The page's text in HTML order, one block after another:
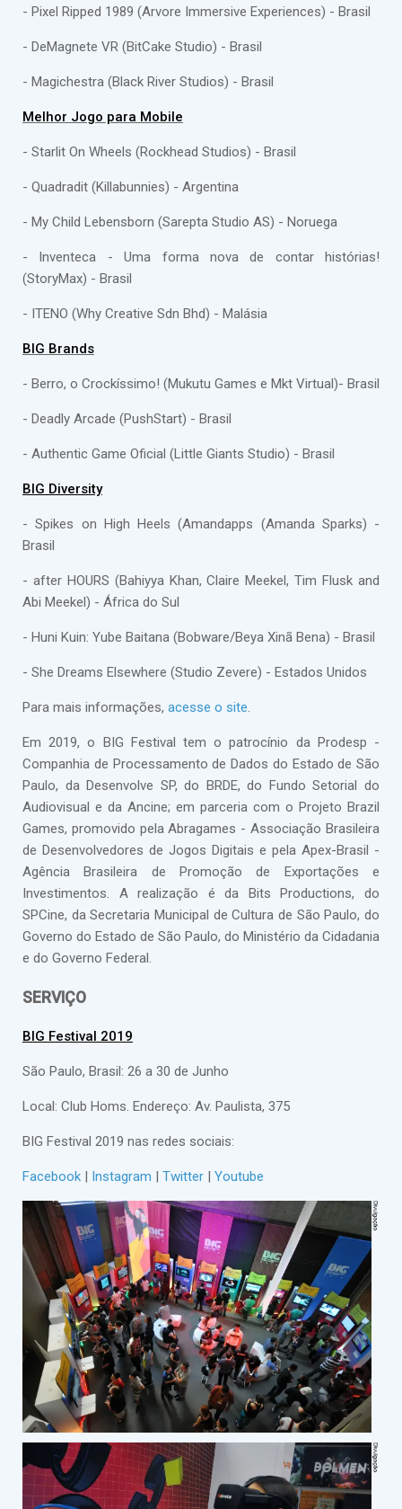
- Pixel Ripped 1989 (Arvore Immersive Experiences) - Brasil
- DeMagnete VR (BitCake Studio) - Brasil
- Magichestra (Black River Studios) - Brasil
Melhor Jogo para Mobile
- Starlit On Wheels (Rockhead Studios) - Brasil
- Quadradit (Killabunnies) - Argentina
- My Child Lebensborn (Sarepta Studio AS) - Noruega
- Inventeca - Uma forma nova de contar histórias!
(StoryMax) - Brasil
- ITENO (Why Creative Sdn Bhd) - Malásia
BIG Brands
- Berro, o Crockíssimo! (Mukutu Games e Mkt Virtual)- Brasil
- Deadly Arcade (PushStart) - Brasil
- Authentic Game Oficial (Little Giants Studio) - Brasil
BIG Diversity
- Spikes on High Heels (Amandapps (Amanda Sparks) -
Brasil
- after HOURS (Bahiyya Khan, Claire Meekel, Tim Flusk and
Abi Meekel) - África do Sul
- Huni Kuin: Yube Baitana (Bobware/Beya Xinã Bena) - Brasil
- She Dreams Elsewhere (Studio Zevere) - Estados Unidos
Para mais informações, acesse o site.
Em 2019, o BIG Festival tem o patrocínio da Prodesp -
Companhia de Processamento de Dados do Estado de São
Paulo, da Desenvolve SP, do BRDE, do Fundo Setorial do
Audiovisual e da Ancine; em parceria com o Projeto Brazil
Games, promovido pela Abragames - Associação Brasileira
de Desenvolvedores de Jogos Digitais e pela Apex-Brasil -
Agência Brasileira de Promoção de Exportações e
Investimentos. A realização é da Bits Productions, do
SPCine, da Secretaria Municipal de Cultura de São Paulo, do
Governo do Estado de São Paulo, do Ministério da Cidadania
e do Governo Federal.
SERVIÇO
BIG Festival 2019
São Paulo, Brasil: 26 a 30 de Junho
Local: Club Homs. Endereço: Av. Paulista, 375
BIG Festival 2019 nas redes sociais:
Facebook | Instagram | Twitter | Youtube